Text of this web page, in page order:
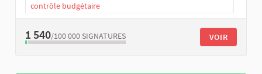
contrôle budgétaire
1 540/100 000 SIGNATURES VOIR